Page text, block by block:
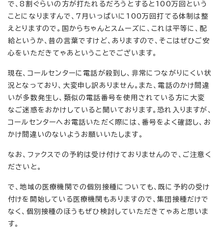
で、8割ぐらいの方が打たれるだろうとすると100万回という
ことになりますんで、7月いっぱいに100万回打てる体制は整
えとりますので。国からちゃんとスムーズに、これは平等に、配
給というか、昔の言葉ですけど、ありますので、そこはぜひご安
心をいただきてゃあということでございます。
現在、コールセンターに電話が殺到し、非常につながりにくい状
況となっており、大変申し訳ありません。また、電話のかけ間違
いが多数発生し、類似の電話番号を使用されている方に大変
なご迷惑をおかけしていると聞いております。恐れ入りますが、
コールセンターへお電話いただく際には、番号をよく確認し、お
かけ間違いのないようお願いいたします。
なお、ファクスでの予約は受け付けておりませんので、ご注意く
ださいと。
で、地域の医療機関での個別接種についても、既に予約の受け
付けを開始している医療機関もありますので、集団接種だけで
なく、個別接種のほうもぜひ検討していただきてゃあと思いま
す。